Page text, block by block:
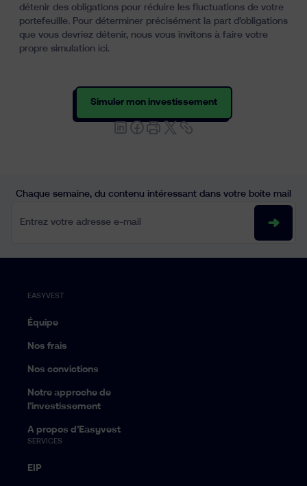
détenir des obligations pour réduire les fluctuations de votre
portefeuille. Pour déterminer précisément la part d’obligations
que vous devriez détenir, nous vous invitons à faire votre
propre simulation ici.
Simuler mon investissement
Chaque semaine, du contenu intéressant dans votre boite mail
EASYVEST
Équipe
Nos frais
Nos convictions
Notre approche de
l’investissement
A propos d’Easyvest
SERVICES
EIP